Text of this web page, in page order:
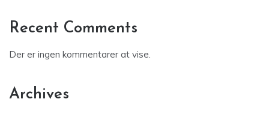
Recent Comments
Der er ingen kommentarer at vise.
Archives